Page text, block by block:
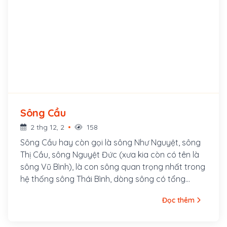
Sông Cầu
2 thg 12, 2 158
Sông Cầu hay còn gọi là sông Như Nguyệt, sông
Thị Cầu, sông Nguyệt Đức (xưa kia còn có tên là
sông Vũ Bình), là con sông quan trọng nhất trong
hệ thống sông Thái Bình, dòng sông có tổng
qua nhiều làng mạc, cuối cùng hợp lưu với sông
Đọc thêm